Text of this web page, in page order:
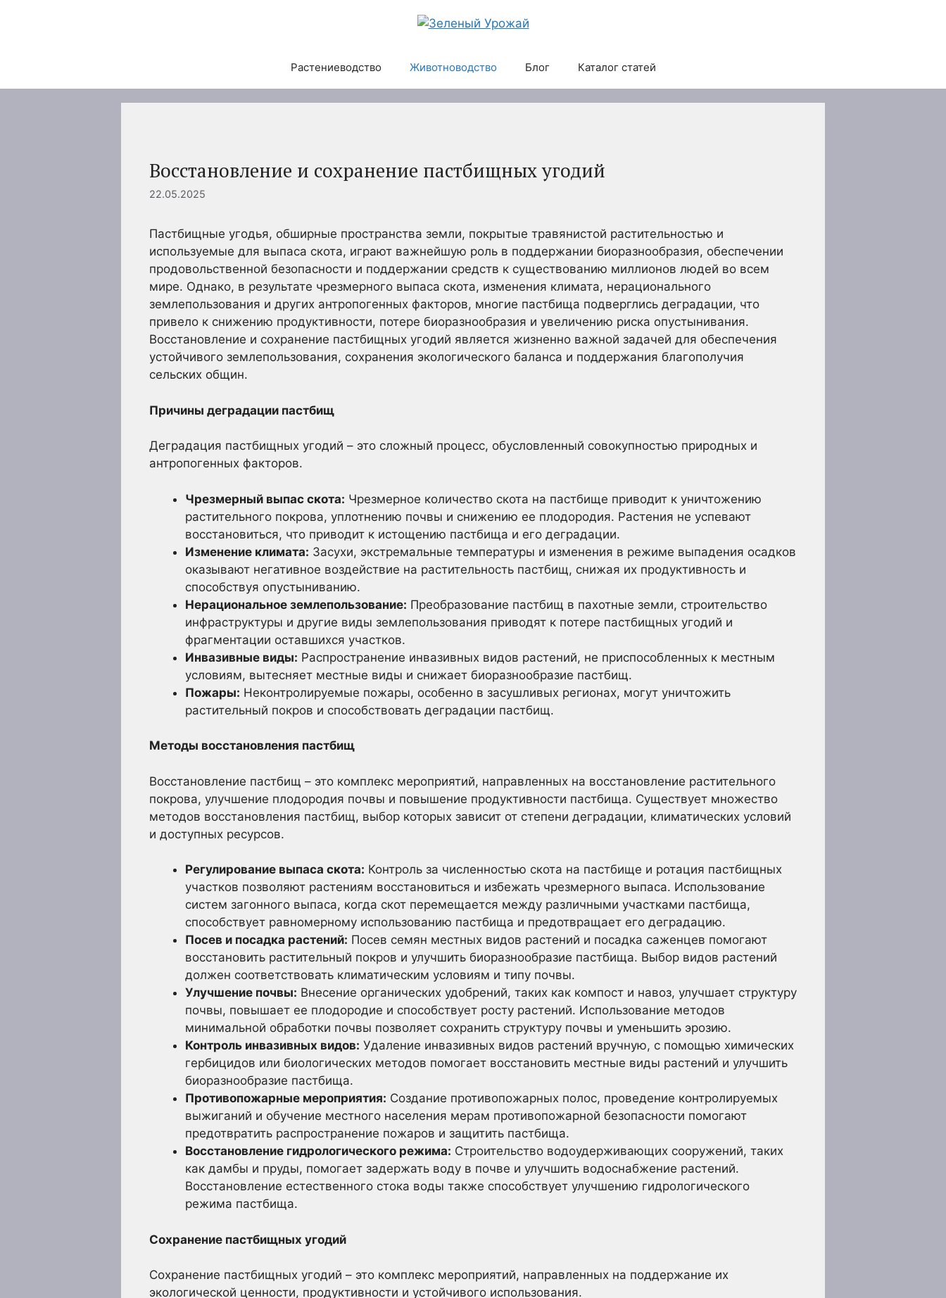
Растениеводство Животноводство Блог Каталог статей
Восстановление и сохранение пастбищных угодий
22.05.2025
Пастбищные угодья, обширные пространства земли, покрытые травянистой растительностью и
используемые для выпаса скота, играют важнейшую роль в поддержании биоразнообразия, обеспечении
продовольственной безопасности и поддержании средств к существованию миллионов людей во всем
мире. Однако, в результате чрезмерного выпаса скота, изменения климата, нерационального
землепользования и других антропогенных факторов, многие пастбища подверглись деградации, что
привело к снижению продуктивности, потере биоразнообразия и увеличению риска опустынивания.
Восстановление и сохранение пастбищных угодий является жизненно важной задачей для обеспечения
устойчивого землепользования, сохранения экологического баланса и поддержания благополучия
сельских общин.
Причины деградации пастбищ
Деградация пастбищных угодий – это сложный процесс, обусловленный совокупностью природных и
антропогенных факторов.
Чрезмерный выпас скота: Чрезмерное количество скота на пастбище приводит к уничтожению
растительного покрова, уплотнению почвы и снижению ее плодородия. Растения не успевают
восстановиться, что приводит к истощению пастбища и его деградации.
Изменение климата: Засухи, экстремальные температуры и изменения в режиме выпадения осадков
оказывают негативное воздействие на растительность пастбищ, снижая их продуктивность и
способствуя опустыниванию.
Нерациональное землепользование: Преобразование пастбищ в пахотные земли, строительство
инфраструктуры и другие виды землепользования приводят к потере пастбищных угодий и
фрагментации оставшихся участков.
Инвазивные виды: Распространение инвазивных видов растений, не приспособленных к местным
условиям, вытесняет местные виды и снижает биоразнообразие пастбищ.
Пожары: Неконтролируемые пожары, особенно в засушливых регионах, могут уничтожить
растительный покров и способствовать деградации пастбищ.
Методы восстановления пастбищ
Восстановление пастбищ – это комплекс мероприятий, направленных на восстановление растительного
покрова, улучшение плодородия почвы и повышение продуктивности пастбища. Существует множество
методов восстановления пастбищ, выбор которых зависит от степени деградации, климатических условий
и доступных ресурсов.
Регулирование выпаса скота: Контроль за численностью скота на пастбище и ротация пастбищных
участков позволяют растениям восстановиться и избежать чрезмерного выпаса. Использование
систем загонного выпаса, когда скот перемещается между различными участками пастбища,
способствует равномерному использованию пастбища и предотвращает его деградацию.
Посев и посадка растений: Посев семян местных видов растений и посадка саженцев помогают
восстановить растительный покров и улучшить биоразнообразие пастбища. Выбор видов растений
должен соответствовать климатическим условиям и типу почвы.
Улучшение почвы: Внесение органических удобрений, таких как компост и навоз, улучшает структуру
почвы, повышает ее плодородие и способствует росту растений. Использование методов
минимальной обработки почвы позволяет сохранить структуру почвы и уменьшить эрозию.
Контроль инвазивных видов: Удаление инвазивных видов растений вручную, с помощью химических
гербицидов или биологических методов помогает восстановить местные виды растений и улучшить
биоразнообразие пастбища.
Противопожарные мероприятия: Создание противопожарных полос, проведение контролируемых
выжиганий и обучение местного населения мерам противопожарной безопасности помогают
предотвратить распространение пожаров и защитить пастбища.
Восстановление гидрологического режима: Строительство водоудерживающих сооружений, таких
как дамбы и пруды, помогает задержать воду в почве и улучшить водоснабжение растений.
Восстановление естественного стока воды также способствует улучшению гидрологического
режима пастбища.
Сохранение пастбищных угодий
Сохранение пастбищных угодий – это комплекс мероприятий, направленных на поддержание их
экологической ценности, продуктивности и устойчивого использования.